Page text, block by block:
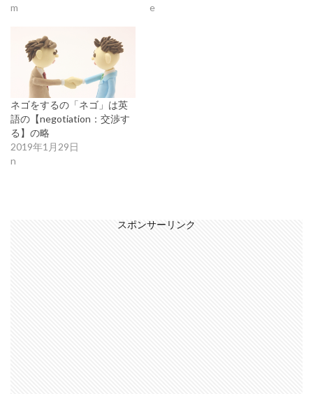
m
e
ネゴをするの「ネゴ」は英
語の【negotiation：交渉す
る】の略
2019年1月29日
n
スポンサーリンク